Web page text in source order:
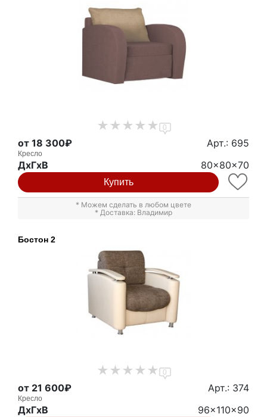
0
от 18 300₽ Арт.: 695
Кресло
ДxГxВ 80x80x70
Купить
* Можем сделать в любом цвете
* Доставка: Владимир
Бостон 2
0
от 21 600₽ Арт.: 374
Кресло
ДxГxВ 96x110x90